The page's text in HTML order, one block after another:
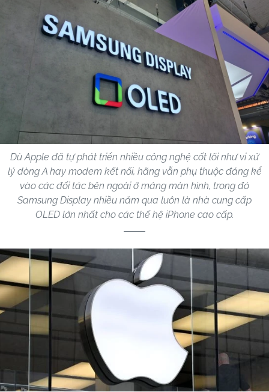
Dù Apple đã tự phát triển nhiều công nghệ cốt lõi như vi xử
lý dòng A hay modem kết nối, hãng vẫn phụ thuộc đáng kể
vào các đối tác bên ngoài ở mảng màn hình, trong đó
Samsung Display nhiều năm qua luôn là nhà cung cấp
OLED lớn nhất cho các thế hệ iPhone cao cấp.